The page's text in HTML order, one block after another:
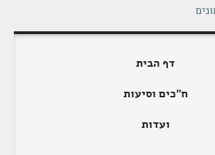
דף הבית
ח"כים וסיעות
ועדות